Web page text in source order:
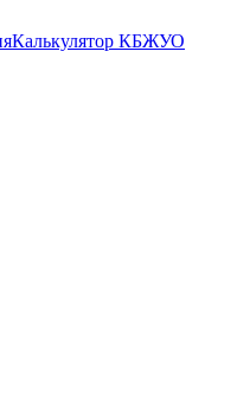
Калькулятор КБЖУО